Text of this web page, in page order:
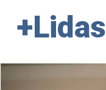
+Lidas